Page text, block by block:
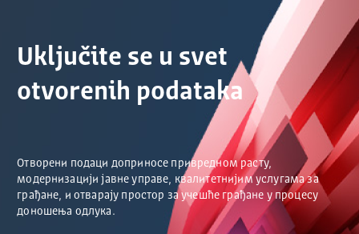
Uključite se u svet
otvorenih podataka
Отворени подаци доприносе привредном расту,
модернизацији јавне управе, квалитетнијим услугама за
грађане, и отварају простор за учешће грађане у процесу
доношења одлука.